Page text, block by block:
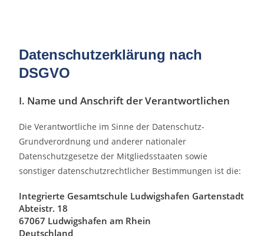
Datenschutzerklärung nach
DSGVO
I. Name und Anschrift der Verantwortlichen
Die Verantwortliche im Sinne der Datenschutz-
Grundverordnung und anderer nationaler
Datenschutzgesetze der Mitgliedsstaaten sowie
sonstiger datenschutzrechtlicher Bestimmungen ist die:
Integrierte Gesamtschule Ludwigshafen Gartenstadt
Abteistr. 18
67067 Ludwigshafen am Rhein
Deutschland